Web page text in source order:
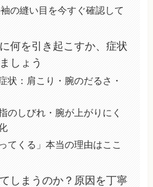
の縫い目を今すぐ確認して
何を引き起こすか、症状
しょう
状：肩こり・腕のだるさ・
のしびれ・腕が上がりにく
てくる」本当の理由はここ
しまうのか？原因を丁寧